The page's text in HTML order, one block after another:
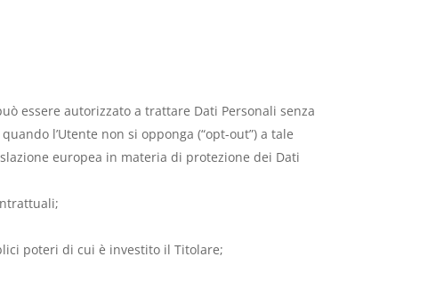
essere autorizzato a trattare Dati Personali senza
l’Utente non si opponga (“opt-out”) a tale
europea in materia di protezione dei Dati
poteri di cui è investito il Titolare;